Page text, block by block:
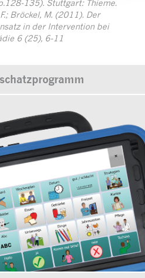
135). Stuttgart: Thieme.
Bröckel, M. (2011). Der
in der Intervention bei
6 (25), 6-11